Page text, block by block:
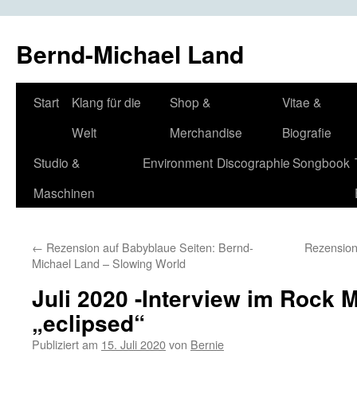
Bernd-Michael Land
Zum
springen
Start
Klang für die
Welt
Shop &
Merchandise
Vitae &
Biografie
Studio &
Maschinen
Environment DiscographieSongbook
← Rezension auf Babyblaue Seiten: Bernd-
Michael Land – Slowing World
Juli 2020 -Interview im Rock
„eclipsed“
Publiziert am 15. Juli 2020von Bernie